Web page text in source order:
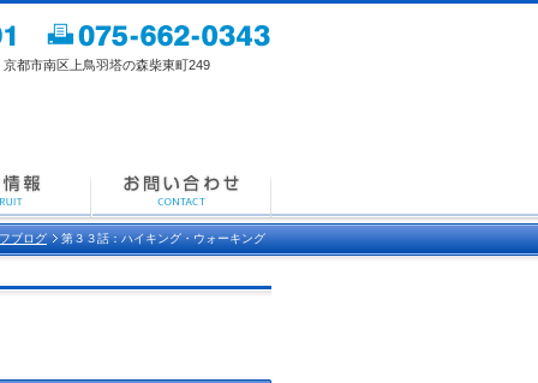
区上鳥羽塔の森柴東町249
ブログ 第３３話：ハイキング・ウォーキング